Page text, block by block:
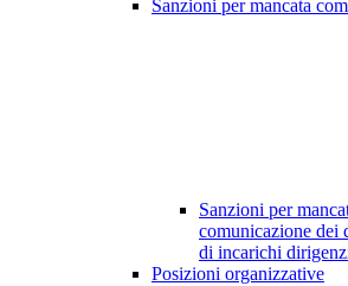
Sanzioni per mancata
Sanzioni per
comunicazione dei
di incarichi
Posizioni organizzative